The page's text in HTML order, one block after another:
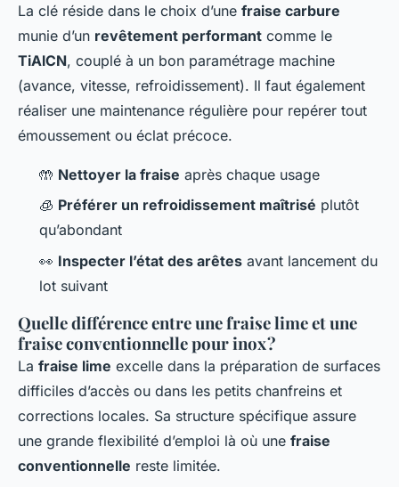
La clé réside dans le choix d’une fraise carbure
munie d’un revêtement performant comme le
TiAlCN, couplé à un bon paramétrage machine
(avance, vitesse, refroidissement). Il faut également
réaliser une maintenance régulière pour repérer tout
émoussement ou éclat précoce.
🤲 Nettoyer la fraise après chaque usage
🧊 Préférer un refroidissement maîtrisé plutôt
qu’abondant
👀 Inspecter l’état des arêtes avant lancement du
lot suivant
Quelle différence entre une fraise lime et une
fraise conventionnelle pour inox ?
La fraise lime excelle dans la préparation de surfaces
difficiles d’accès ou dans les petits chanfreins et
corrections locales. Sa structure spécifique assure
une grande flexibilité d’emploi là où une fraise
conventionnelle reste limitée.